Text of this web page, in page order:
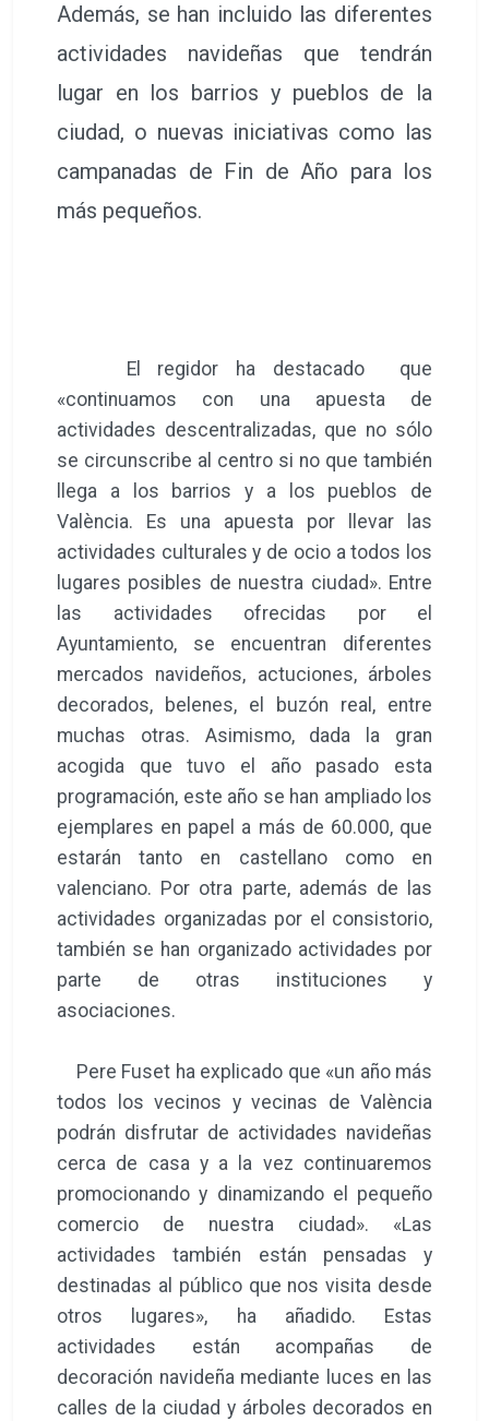
Además, se han incluido las diferentes
actividades navideñas que tendrán
lugar en los barrios y pueblos de la
ciudad, o nuevas iniciativas como las
campanadas de Fin de Año para los
más pequeños.
El regidor ha destacado que
«continuamos con una apuesta de
actividades descentralizadas, que no sólo
se circunscribe al centro si no que también
llega a los barrios y a los pueblos de
València. Es una apuesta por llevar las
actividades culturales y de ocio a todos los
lugares posibles de nuestra ciudad». Entre
las actividades ofrecidas por el
Ayuntamiento, se encuentran diferentes
mercados navideños, actuciones, árboles
decorados, belenes, el buzón real, entre
muchas otras. Asimismo, dada la gran
acogida que tuvo el año pasado esta
programación, este año se han ampliado los
ejemplares en papel a más de 60.000, que
estarán tanto en castellano como en
valenciano. Por otra parte, además de las
actividades organizadas por el consistorio,
también se han organizado actividades por
parte de otras instituciones y
asociaciones.
Pere Fuset ha explicado que «un año más
todos los vecinos y vecinas de València
podrán disfrutar de actividades navideñas
cerca de casa y a la vez continuaremos
promocionando y dinamizando el pequeño
comercio de nuestra ciudad». «Las
actividades también están pensadas y
destinadas al público que nos visita desde
otros lugares», ha añadido. Estas
actividades están acompañas de
decoración navideña mediante luces en las
calles de la ciudad y árboles decorados en